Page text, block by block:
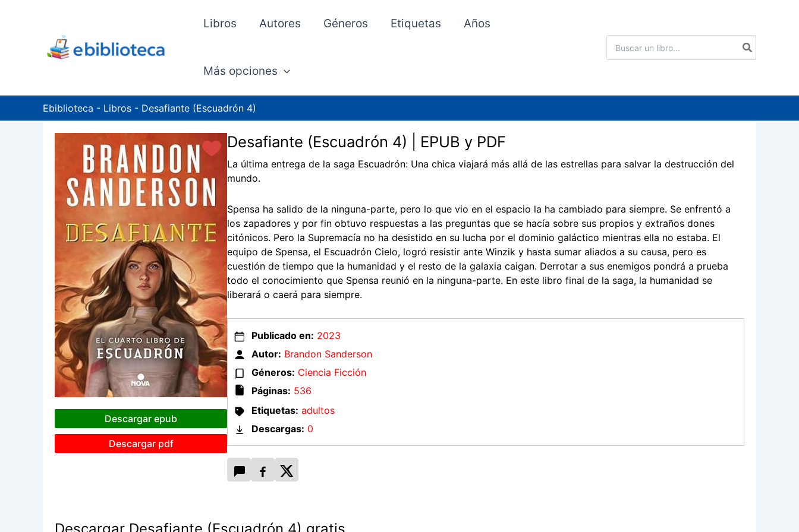
Libros Autores Géneros Etiquetas Años
Más opciones
por:
Ebiblioteca - Libros - Desafiante (Escuadrón 4)
Descargar epub
Descargar pdf
Desafiante (Escuadrón 4) | EPUB y PDF
La última entrega de la saga Escuadrón: Una chica viajará más allá de las estrellas para salvar la destrucción del
mundo.
Spensa ha salido de la ninguna-parte, pero lo que vio en el espacio la ha cambiado para siempre. Se enfrentó a
los zapadores y por fin obtuvo respuestas a las preguntas que se hacía sobre sus propios y extraños dones
citónicos. Pero la Supremacía no ha desistido en su lucha por el dominio galáctico mientras ella no estaba. El
equipo de Spensa, el Escuadrón Cielo, logró resistir ante Winzik y hasta sumar aliados a su causa, pero es
cuestión de tiempo que la humanidad y el resto de la galaxia caigan. Derrotar a sus enemigos pondrá a prueba
todo el conocimiento que Spensa reunió en la ninguna-parte. En este libro final de la saga, la humanidad se
liberará o caerá para siempre.
Publicado en: 2023
Autor: Brandon Sanderson
Géneros: Ciencia Ficción
Páginas: 536
Etiquetas: adultos
Descargas: 0